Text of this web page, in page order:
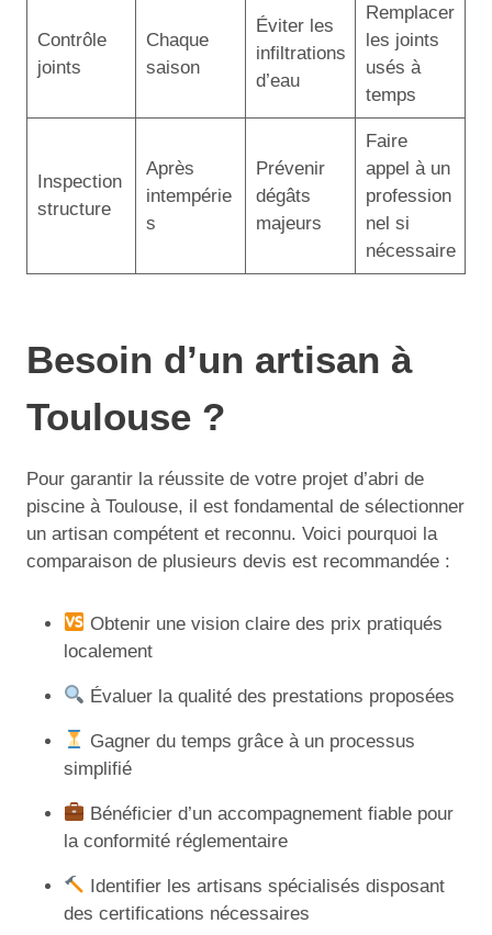
Contrôle
joints
Chaque
saison
Éviter les
infiltrations
d’eau
Remplacer
les joints
usés à
temps
Inspection
structure
Après
intempérie
s
Prévenir
dégâts
majeurs
Faire
appel à un
profession
nel si
nécessaire
Besoin d’un artisan à
Toulouse ?
Pour garantir la réussite de votre projet d’abri de
piscine à Toulouse, il est fondamental de sélectionner
un artisan compétent et reconnu. Voici pourquoi la
comparaison de plusieurs devis est recommandée :
Obtenir une vision claire des prix pratiqués
localement
Évaluer la qualité des prestations proposées
Gagner du temps grâce à un processus
simplifié
Bénéficier d’un accompagnement fiable pour
la conformité réglementaire
Identifier les artisans spécialisés disposant
des certifications nécessaires